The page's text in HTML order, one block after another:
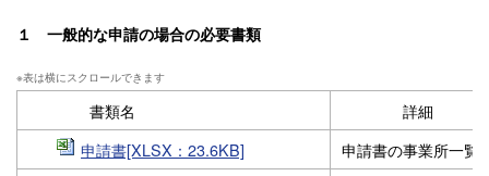
１ 一般的な申請の場合の必要書類
書類名
申請書[XLSX：23.6KB]
申請書の事業所一覧